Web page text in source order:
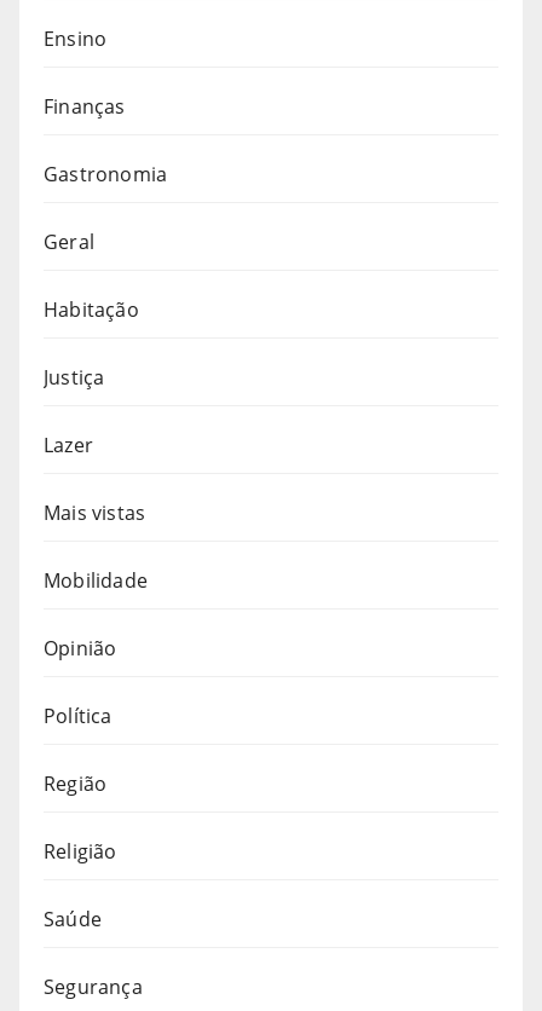
Ensino
Finanças
Gastronomia
Geral
Habitação
Justiça
Lazer
Mais vistas
Mobilidade
Opinião
Política
Região
Religião
Saúde
Segurança